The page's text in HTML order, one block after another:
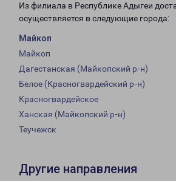
Из филиала в Республике Адыгеи
осуществляется в следующие города:
Майкоп
Майкоп
Дагестанская (Майкопский р-н)
Белое (Красногвардейский р-н)
Красногвардейское
Ханская (Майкопский р-н)
Теучежск
Другие направления